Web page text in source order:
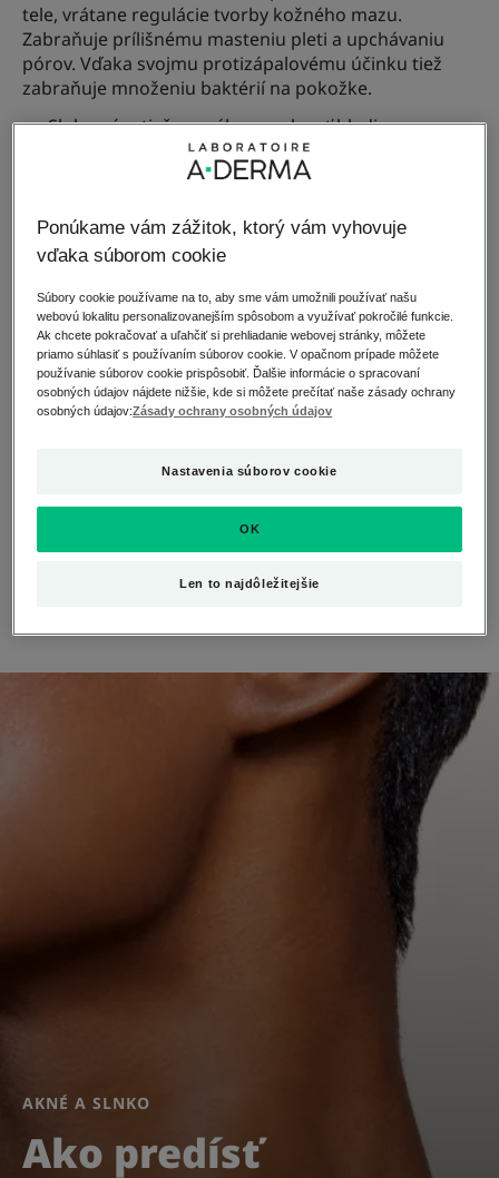
tele, vrátane regulácie tvorby kožného mazu.
Zabraňuje prílišnému masteniu pleti a upchávaniu
pórov. Vďaka svojmu protizápalovému účinku tiež
zabraňuje množeniu baktérií na pokožke.
Slnko nám tiež pomáha regulovať hladinu
melatonínu, hormónu, ktorý zaisťuje kvalitný spánok.
rýchlo stať nepriateľom, pokiaľ si ho neužívate s
mierou alebo ak si pri pobyte na slnku starostlivo
Zvyšuje totiž aj produkciu kožného mazu, a môže
tak zhoršiť akné.
Spôsobuje zosilnenie vrchnej vrstvy kože, čo
prispieva k tvorbe pupienkov akné v podobe
Má tendenciu urýchľovať starnutie pleti.
Preto sa treba o pleť správne starať, aby ste zo slnka
AKNÉ A SLNKO
Ako predísť
Ponúkame vám zážitok, ktorý vám vyhovuje
vďaka súborom cookie
Súbory cookie používame na to, aby sme vám umožnili používať našu
webovú lokalitu personalizovanejším spôsobom a využívať pokročilé funkcie.
Ak chcete pokračovať a uľahčiť si prehliadanie webovej stránky, môžete
priamo súhlasiť s používaním súborov cookie. V opačnom prípade môžete
používanie súborov cookie prispôsobiť. Ďalšie informácie o spracovaní
osobných údajov nájdete nižšie, kde si môžete prečítať naše zásady ochrany
osobných údajov:Zásady ochrany osobných údajov
Nastavenia súborov cookie
Len to najdôležitejšie
OK